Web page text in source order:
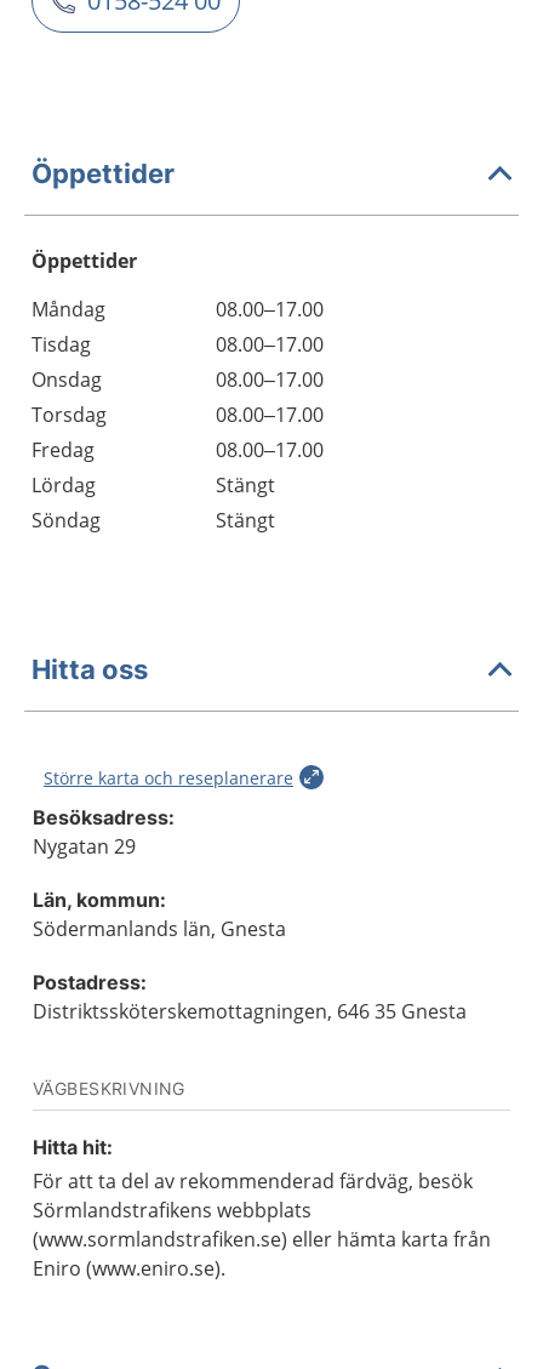
Öppettider
Öppettider
Dag
Öppettider
Kommentarer
Måndag
08.00–17.00
Tisdag
08.00–17.00
Onsdag
08.00–17.00
Torsdag
08.00–17.00
Fredag
08.00–17.00
Lördag
Stängt
Söndag
Stängt
Hitta oss
Större karta och reseplanerare
Besöksadress:
Nygatan 29
Län, kommun:
Södermanlands län, Gnesta
Postadress:
Distriktssköterskemottagningen, 646 35 Gnesta
VÄGBESKRIVNING
Hitta hit:
För att ta del av rekommenderad färdväg, besök
Sörmlandstrafikens webbplats
(www.sormlandstrafiken.se) eller hämta karta från
Eniro (www.eniro.se).